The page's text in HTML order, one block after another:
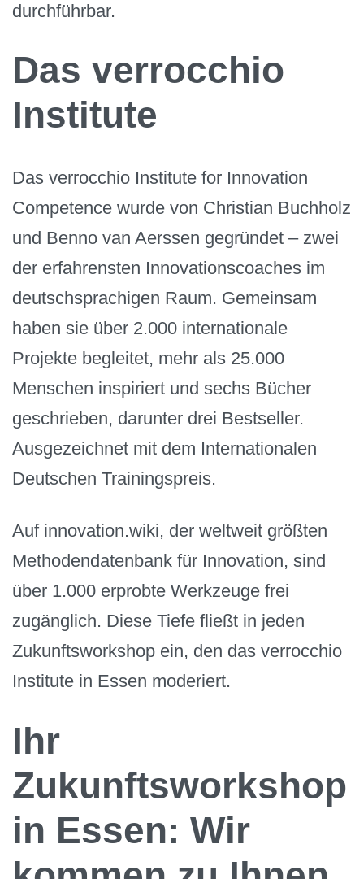
durchführbar.
Das verrocchio
Institute
Das verrocchio Institute for Innovation
Competence wurde von Christian Buchholz
und Benno van Aerssen gegründet – zwei
der erfahrensten Innovationscoaches im
deutschsprachigen Raum. Gemeinsam
haben sie über 2.000 internationale
Projekte begleitet, mehr als 25.000
Menschen inspiriert und sechs Bücher
geschrieben, darunter drei Bestseller.
Ausgezeichnet mit dem Internationalen
Deutschen Trainingspreis.
Auf innovation.wiki, der weltweit größten
Methodendatenbank für Innovation, sind
über 1.000 erprobte Werkzeuge frei
zugänglich. Diese Tiefe fließt in jeden
Zukunftsworkshop ein, den das verrocchio
Institute in Essen moderiert.
Ihr
Zukunftsworkshop
in Essen: Wir